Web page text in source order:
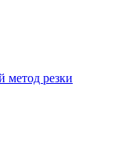
метод резки